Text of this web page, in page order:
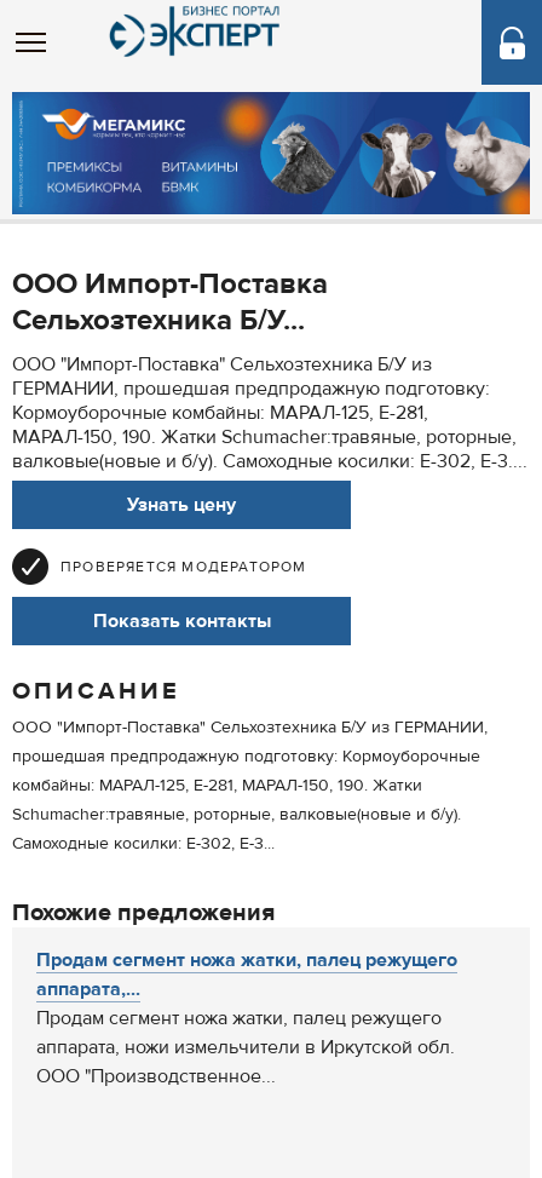
ООО Импорт-Поставка
Сельхозтехника Б/У...
ООО "Импорт-Поставка" Сельхозтехника Б/У из
ГЕРМАНИИ, прошедшая предпродажную подготовку:
Кормоуборочные комбайны: МАРАЛ-125, Е-281,
МАРАЛ-150, 190. Жатки Schumacher:травяные, роторные,
валковые(новые и б/у). Самоходные косилки: Е-302, Е-3....
Узнать цену
ПРОВЕРЯЕТСЯ МОДЕРАТОРОМ
Показать контакты
ОПИСАНИЕ
ООО "Импорт-Поставка" Сельхозтехника Б/У из ГЕРМАНИИ,
прошедшая предпродажную подготовку: Кормоуборочные
комбайны: МАРАЛ-125, Е-281, МАРАЛ-150, 190. Жатки
Schumacher:травяные, роторные, валковые(новые и б/у).
Самоходные косилки: Е-302, Е-3...
Похожие предложения
Продам сегмент ножа жатки, палец режущего
аппарата,...
Продам сегмент ножа жатки, палец режущего
аппарата, ножи измельчители в Иркутской обл.
ООО "Производственное...